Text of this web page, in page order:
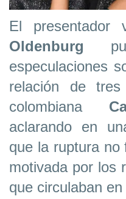
El presentador
Oldenburg
especulaciones
relación de
colombiana
aclarando en
que la ruptura no
motivada por los
que circulaban